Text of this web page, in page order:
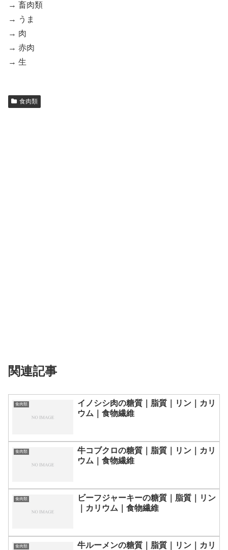
→ 畜肉類
→ うま
→ 肉
→ 赤肉
→ 生
食肉類
関連記事
食肉類
イノシシ肉の糖質｜脂質｜リン｜カリ
ウム｜食物繊維
食肉類
牛コブクロの糖質｜脂質｜リン｜カリ
ウム｜食物繊維
食肉類
ビーフジャーキーの糖質｜脂質｜リン
｜カリウム｜食物繊維
食肉類
牛ルーメンの糖質｜脂質｜リン｜カリ